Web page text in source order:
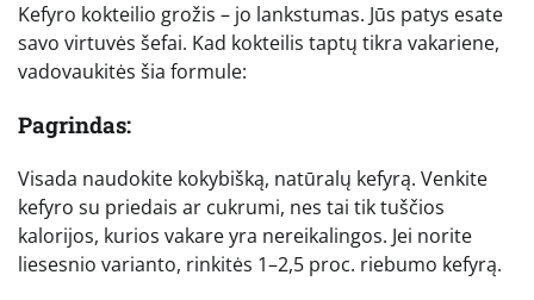
Kefyro kokteilio grožis – jo lankstumas. Jūs patys esate
savo virtuvės šefai. Kad kokteilis taptų tikra vakariene,
vadovaukitės šia formule:
Pagrindas:
Visada naudokite kokybišką, natūralų kefyrą. Venkite
kefyro su priedais ar cukrumi, nes tai tik tuščios
kalorijos, kurios vakare yra nereikalingos. Jei norite
liesesnio varianto, rinkitės 1–2,5 proc. riebumo kefyrą.